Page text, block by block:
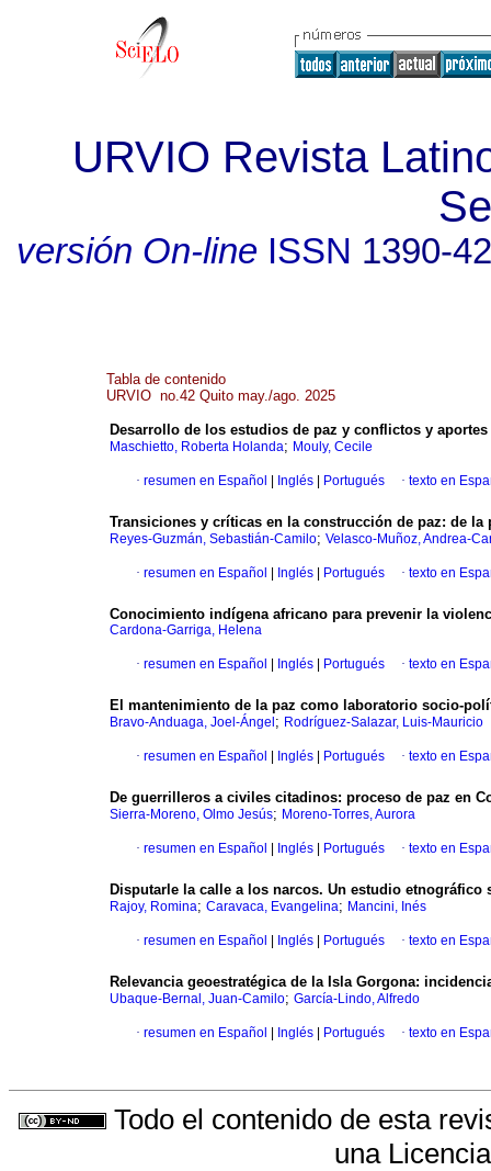
URVIO Revista
versión On-lineISSN 1390-
Tabla de contenido
URVIO no.42 Quito may./ago. 2025
Desarrollo de los estudios de paz y conflictos y
Maschietto, Roberta Holanda; Mouly, Cecile
· resumen en Español Inglés Portugués · texto en
Transiciones y críticas en la construcción de paz: de
Reyes-Guzmán, Sebastián-Camilo; Velasco-Muñoz, Andrea-
· resumen en Español Inglés Portugués · texto en
Conocimiento indígena africano para prevenir la
Cardona-Garriga, Helena
· resumen en Español Inglés Portugués · texto en
El mantenimiento de la paz como laboratorio socio-
Bravo-Anduaga, Joel-Ángel ; Rodríguez-Salazar, Luis-Mauricio
· resumen en Español Inglés Portugués · texto en
De guerrilleros a civiles citadinos: proceso de paz en
Sierra-Moreno, Olmo Jesús; Moreno-Torres, Aurora
· resumen en Español Inglés Portugués · texto en
Disputarle la calle a los narcos. Un estudio
Rajoy, Romina; Caravaca, Evangelina; Mancini, Inés
· resumen en Español Inglés Portugués · texto en
Relevancia geoestratégica de la Isla Gorgona:
Ubaque-Bernal, Juan-Camilo; García-Lindo, Alfredo
· resumen en Español Inglés Portugués · texto en
Todo el contenido de esta
una